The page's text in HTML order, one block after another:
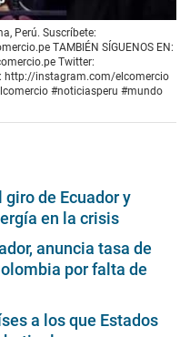
Perú. Suscríbete:
TAMBIÉN SÍGUENOS EN:
Twitter:
http://instagram.com/elcomercio
#noticiasperu #mundo
de Ecuador y
en la crisis
anuncia tasa de
por falta de
a los que Estados